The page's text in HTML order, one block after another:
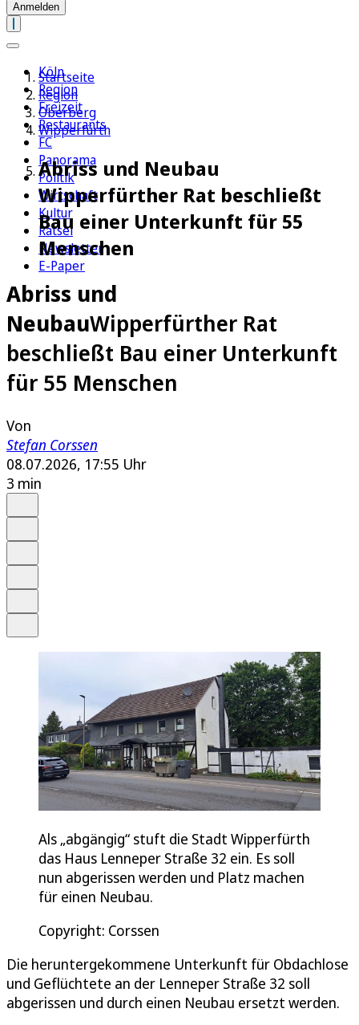
Anmelden
Köln
Region
Freizeit
Restaurants
FC
Panorama
Politik
Wirtschaft
Kultur
Rätsel
Newsletter
E-Paper
Startseite
Region
Oberberg
Wipperfürth
Abriss und Neubau
Wipperfürther Rat beschließt
Bau einer Unterkunft für 55
Menschen
Abriss und
NeubauWipperfürther Rat
beschließt Bau einer Unterkunft
für 55 Menschen
Von
Stefan Corssen
08.07.2026, 17:55 Uhr
3 min
Als „abgängig“ stuft die Stadt Wipperfürth
das Haus Lenneper Straße 32 ein. Es soll
nun abgerissen werden und Platz machen
für einen Neubau.
Copyright: Corssen
Die heruntergekommene Unterkunft für Obdachlose
und Geflüchtete an der Lenneper Straße 32 soll
abgerissen und durch einen Neubau ersetzt werden.